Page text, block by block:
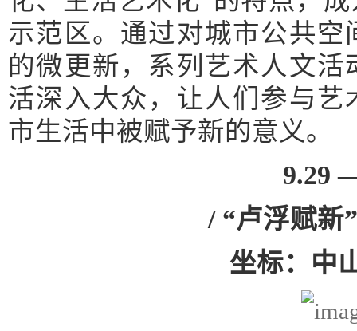
示范区。通过对城市公共
的微更新，系列艺术人文
活深入大众，让人们参与
市生活中被赋予新的意义。
9.29
/ “卢浮赋新
坐标：中